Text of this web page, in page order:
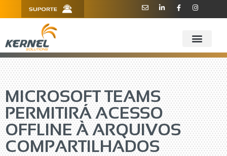
910 - CEP 13208-760 - Jundiaí/SP
MICROSOFT TEAMS
PERMITIRÁ ACESSO
OFFLINE À ARQUIVOS
COMPARTILHADOS